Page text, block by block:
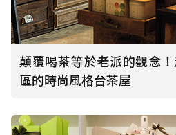
顛覆喝茶等於老派的觀念
區的時尚風格台茶屋